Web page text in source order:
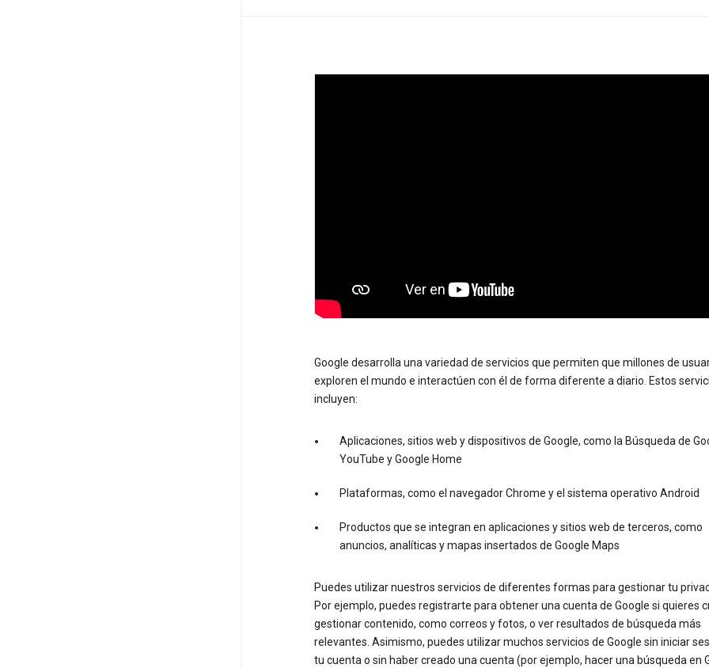
Google desarrolla una variedad de servicios que permiten que millones de
exploren el mundo e interactúen con él de forma diferente a diario. Estos
incluyen:
Aplicaciones, sitios web y dispositivos de Google, como la Búsqueda de
YouTube y Google Home
Plataformas, como el navegador Chrome y el sistema operativo Android
Productos que se integran en aplicaciones y sitios web de terceros, como
anuncios, analíticas y mapas insertados de Google Maps
Puedes utilizar nuestros servicios de diferentes formas para gestionar tu
Por ejemplo, puedes registrarte para obtener una cuenta de Google si quieres
gestionar contenido, como correos y fotos, o ver resultados de búsqueda más
relevantes. Asimismo, puedes utilizar muchos servicios de Google sin iniciar
tu cuenta o sin haber creado una cuenta (por ejemplo, hacer una búsqueda en